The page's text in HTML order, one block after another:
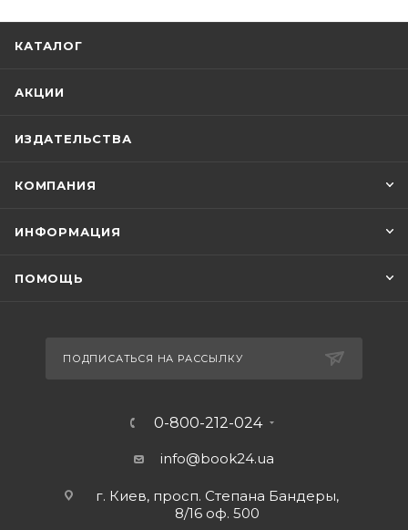
КАТАЛОГ
АКЦИИ
ИЗДАТЕЛЬСТВА
КОМПАНИЯ
ИНФОРМАЦИЯ
ПОМОЩЬ
ПОДПИСАТЬСЯ НА РАССЫЛКУ
0-800-212-024
info@book24.ua
г. Киев, просп. Степана Бандеры,
8/16 оф. 500